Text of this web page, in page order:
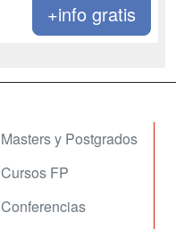
+info gratis
Masters y Postgrados
Cursos FP
Conferencias